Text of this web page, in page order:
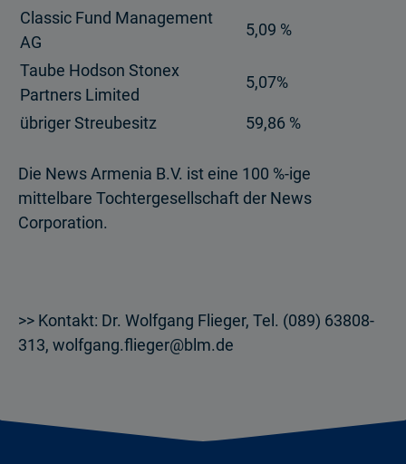
Classic Fund Management
AG
5,09 %
Taube Hodson Stonex
Partners Limited
5,07%
übriger Streubesitz 59,86 %
Die News Armenia B.V. ist eine 100 %-ige
mittelbare Tochtergesellschaft der News
Corporation.
>> Kontakt: Dr. Wolfgang Flieger, Tel. (089) 63808-
313, wolfgang.flieger@blm.de